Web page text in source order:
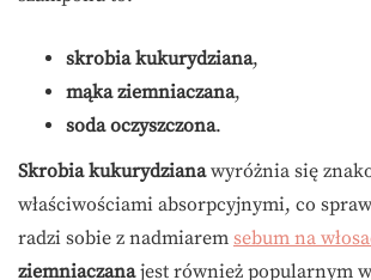
skrobia kukurydziana,
mąka ziemniaczana,
soda oczyszczona.
Skrobia kukurydzianawyróżnia się
właściwościami absorpcyjnymi, co
radzi sobie z nadmiarem sebum na
ziemniaczanajest również popularnym